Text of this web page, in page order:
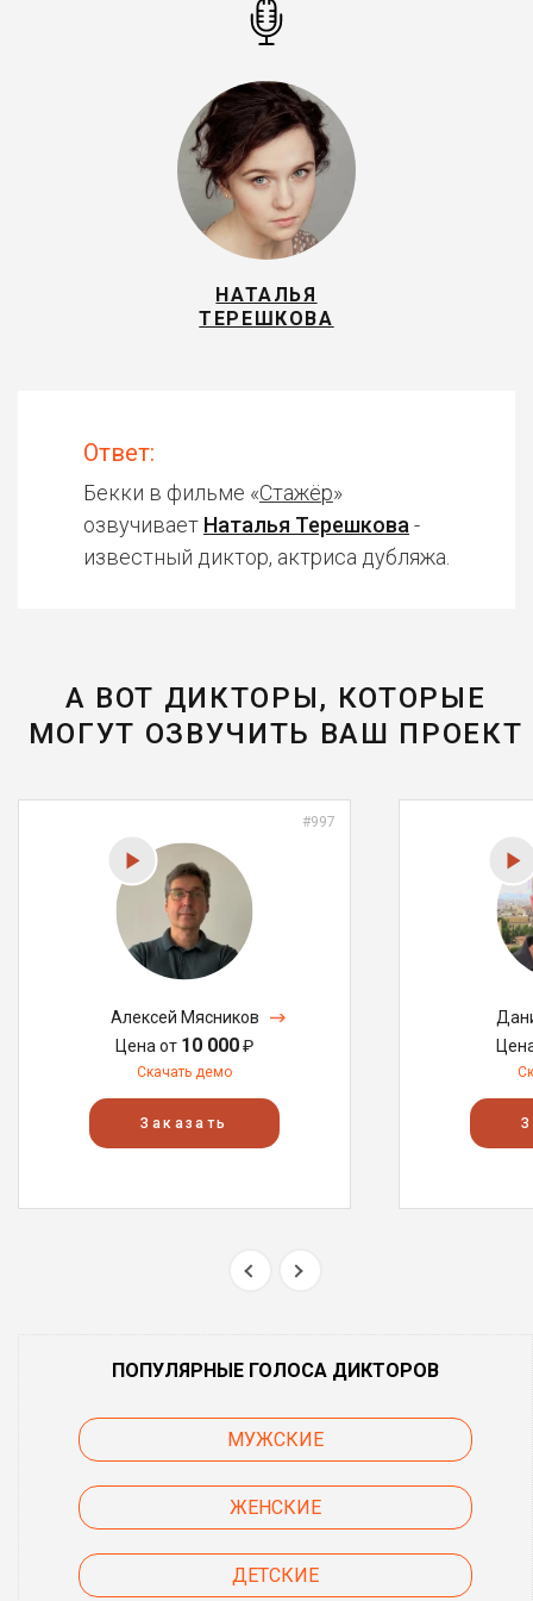
НАТАЛЬЯ
ТЕРЕШКОВА
Ответ:
Бекки в фильме «Стажёр»
озвучивает Наталья Терешкова -
известный диктор, актриса дубляжа.
А ВОТ ДИКТОРЫ, КОТОРЫЕ
МОГУТ ОЗВУЧИТЬ ВАШ ПРОЕКТ
#997
Алексей Мясников
Цена от 10 000₽
Скачать демо
Заказать
ПОПУЛЯРНЫЕ ГОЛОСА ДИКТОРОВ
МУЖСКИЕ
ЖЕНСКИЕ
ДЕТСКИЕ